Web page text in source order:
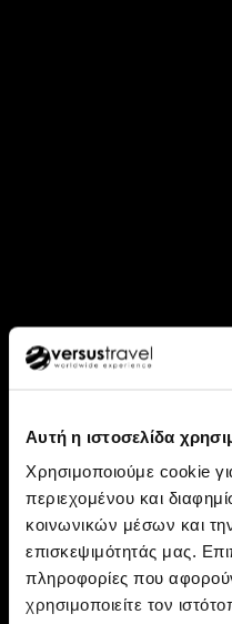
Αυτή η ιστοσελίδα
Χρησιμοποιούμε cookie
περιεχομένου και
κοινωνικών μέσων και
επισκεψιμότητάς μας.
πληροφορίες που
χρησιμοποιείτε τον
Ανακάλυψε:
Καζακστάν